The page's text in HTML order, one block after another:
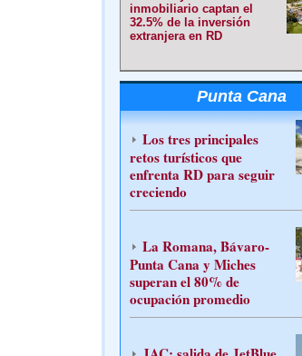
inmobiliario captan el
32.5% de la inversión
extranjera en RD
Punta Cana
Los tres principales
retos turísticos que
enfrenta RD para seguir
creciendo
La Romana, Bávaro-
Punta Cana y Miches
superan el 80% de
ocupación promedio